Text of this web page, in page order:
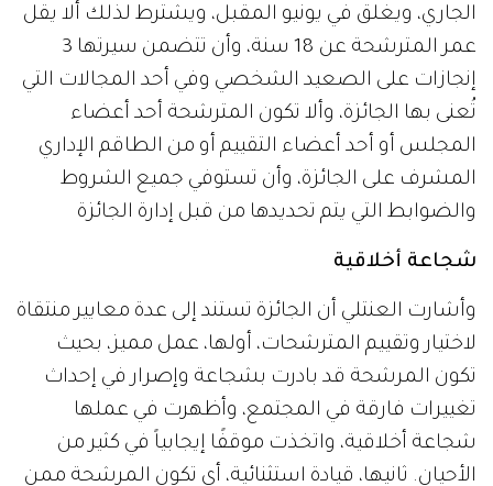
الجاري، ويغلق في يونيو المقبل، ويشترط لذلك ألا يقل
عمر المترشحة عن 18 سنة، وأن تتضمن سيرتها 3
إنجازات على الصعيد الشخصي وفي أحد المجالات التي
تُعنى بها الجائزة، وألا تكون المترشحة أحد أعضاء
المجلس أو أحد أعضاء التقييم أو من الطاقم الإداري
المشرف على الجائزة، وأن تستوفي جميع الشروط
والضوابط التي يتم تحديدها من قبل إدارة الجائزة
شجاعة أخلاقية
وأشارت العنتلي أن الجائزة تستند إلى عدة معايير منتقاة
لاختيار وتقييم المترشحات، أولها، عمل مميز، بحيث
تكون المرشحة قد بادرت بشجاعة وإصرار في إحداث
تغييرات فارقة في المجتمع، وأظهرت في عملها
شجاعة أخلاقية، واتخذت موقفًا إيجابياً في كثير من
الأحيان. ثانيها، قيادة استثنائية، أي تكون المرشحة ممن